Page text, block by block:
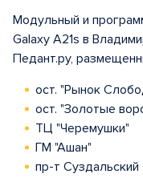
Модульный и
Galaxy A21s в
Педант.ру,
ост. "Рынок
ост. "Золотые
ТЦ "Черемушки"
ГМ "Ашан"
пр-т Суздальский